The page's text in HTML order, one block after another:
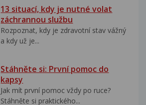
13 situací, kdy je nutné volat
záchrannou službu
Rozpoznat, kdy je zdravotní stav vážný
a kdy už je...
Stáhněte si: První pomoc do
kapsy
Jak mít první pomoc vždy po ruce?
Stáhněte si praktického...